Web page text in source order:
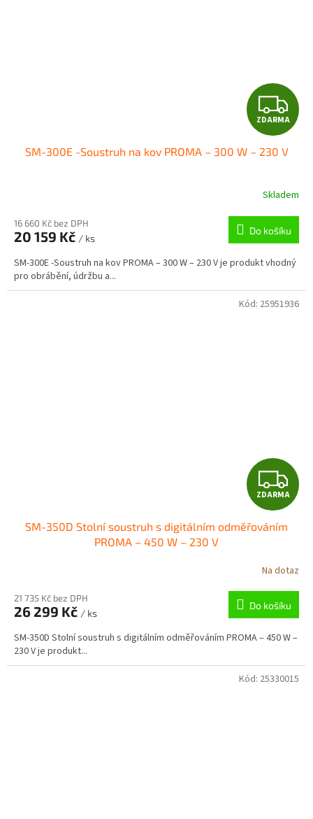
Z
D
A
R
M
A
ZDARMA
SM-300E -Soustruh na kov PROMA – 300 W – 230 V
Skladem
16 660 Kč bez DPH
20 159 Kč / ks
Do košíku
SM-300E -Soustruh na kov PROMA – 300 W – 230 V je produkt vhodný
pro obrábění, údržbu a...
Z
D
A
R
M
A
ZDARMA
SM-350D Stolní soustruh s digitálním odměřováním
PROMA – 450 W – 230 V
Na dotaz
21 735 Kč bez DPH
26 299 Kč / ks
Do košíku
SM-350D Stolní soustruh s digitálním odměřováním PROMA – 450 W –
230 V je produkt...
Kód: 25951936
Kód: 25330015